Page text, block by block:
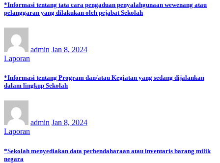
*Informasi tentang tata cara pengaduan penyalahgunaan wewenang atau
pelanggaran yang dilakukan oleh pejabat Sekolah
admin Jan 8, 2024
Laporan
*Informasi tentang Program dan/atau Kegiatan yang sedang dijalankan
dalam lingkup Sekolah
admin Jan 8, 2024
Laporan
*Sekolah menyediakan data perbendaharaan atau inventaris barang milik
negara